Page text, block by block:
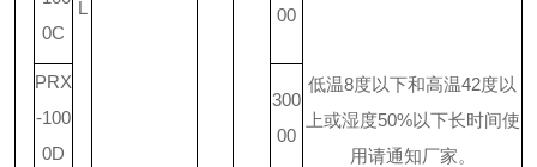
低温8度以下和高温42度以
上或湿度50%以下长时间使
用请通知厂家。
L
0C
00
PRX
-100
0D
300
00